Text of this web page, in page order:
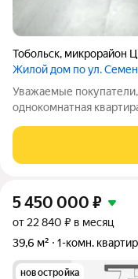
Тобольск, микрорайон
Жилой дом по ул.
Уважаемые
однокомнатная
первом этаже, с
удобная, есть
5 450 000 ₽
от 22 840 ₽ в месяц
39,6 м²
1-комн.
новостройка